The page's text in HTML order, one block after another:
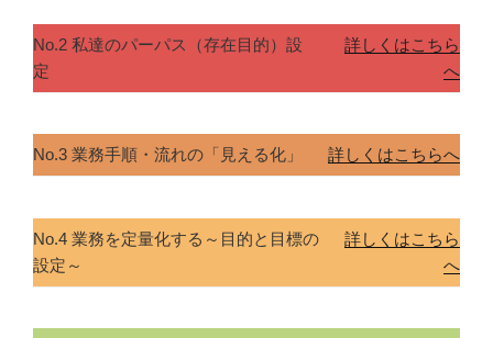
No.2 私達のパーパス（存在目的）設
定
詳しくはこちら
へ
No.3 業務手順・流れの「見える化」 詳しくはこちらへ
No.4 業務を定量化する～目的と目標の
設定～
詳しくはこちら
へ